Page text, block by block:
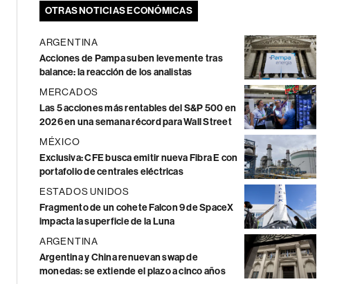
OTRAS NOTICIAS ECONÓMICAS
ARGENTINA
Acciones de Pampa suben levemente tras
balance: la reacción de los analistas
MERCADOS
Las 5 acciones más rentables del S&P 500 en
2026 en una semana récord para Wall Street
MÉXICO
Exclusiva: CFE busca emitir nueva Fibra E con
portafolio de centrales eléctricas
ESTADOS UNIDOS
Fragmento de un cohete Falcon 9 de SpaceX
impacta la superficie de la Luna
ARGENTINA
Argentina y China renuevan swap de
monedas: se extiende el plazo a cinco años